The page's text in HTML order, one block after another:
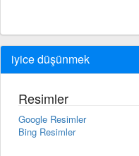
iyice düşünmek
Resimler
Google Resimler
Bing Resimler